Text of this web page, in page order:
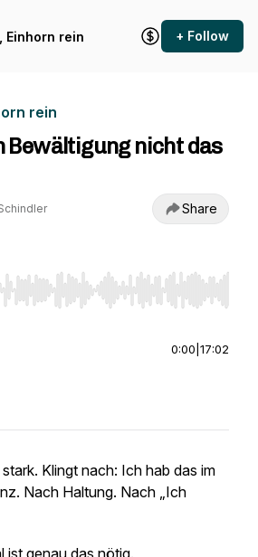
Einhorn rein + Follow
rein
Bewältigung nicht das
Share
Right to seek, Home/End to jump to
0:00 17:02
Klingt nach: Ich hab das im
Nach Haltung. Nach „Ich
ist genau das nötig.